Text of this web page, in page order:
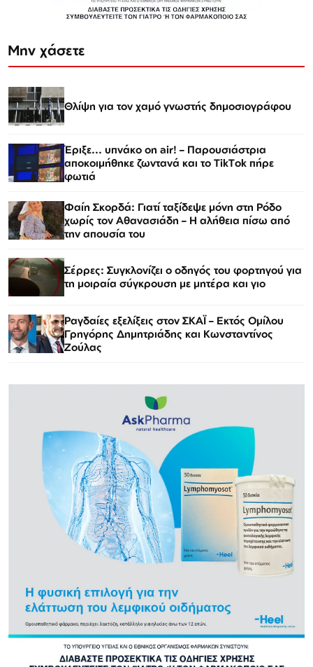
Μην χάσετε
Θλίψη για τον χαμό γνωστής δημοσιογράφου
Έριξε... υπνάκο on air! – Παρουσιάστρια
αποκοιμήθηκε ζωντανά και το TikTok πήρε
φωτιά
Φαίη Σκορδά: Γιατί ταξίδεψε μόνη στη Ρόδο
χωρίς τον Αθανασιάδη – Η αλήθεια πίσω από
την απουσία του
Σέρρες: Συγκλονίζει ο οδηγός του φορτηγού για
τη μοιραία σύγκρουση με μητέρα και γιο
Ραγδαίες εξελίξεις στον ΣΚΑΪ – Εκτός Ομίλου
Γρηγόρης Δημητριάδης και Κωνσταντίνος
Ζούλας